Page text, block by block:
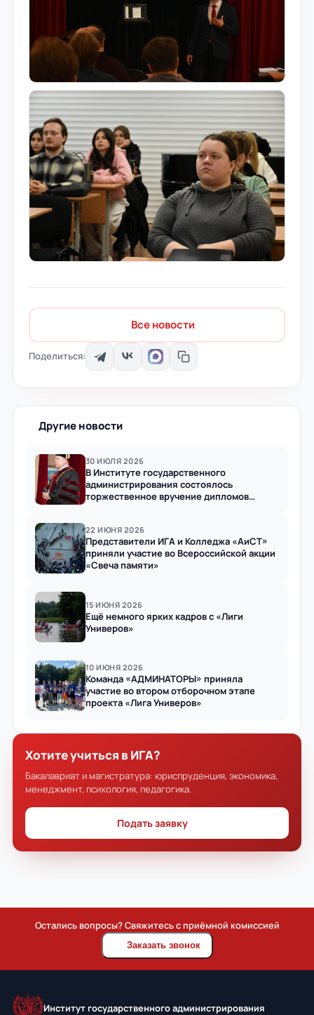
Все новости
Поделиться:
Другие новости
30 ИЮЛЯ 2026
В Институте государственного
администрирования состоялось
торжественное вручение дипломов
22 ИЮНЯ 2026
Представители ИГА и Колледжа «АиСТ»
приняли участие во Всероссийской акции
«Свеча памяти»
15 ИЮНЯ 2026
Ещё немного ярких кадров с «Лиги
Универов»
10 ИЮНЯ 2026
Команда «АДМИНАТОРЫ» приняла
участие во втором отборочном этапе
проекта «Лига Универов»
Хотите учиться в ИГА?
Бакалавриат и магистратура: юриспруденция, экономика,
менеджмент, психология, педагогика.
Подать заявку
Остались вопросы? Свяжитесь с приёмной комиссией
Заказать звонок
Институт государственного администрирования